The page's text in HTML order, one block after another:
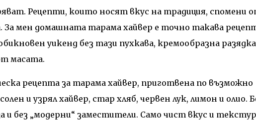
Рецепти, които носят вкус на традиция, спомени
мен домашната тарама хайвер е точно такава
уикенд без тази пухкава, кремообразна
масата.
рецепта за тарама хайвер, приготвена по възможно
и узрял хайвер, стар хляб, червен лук, лимон и олио.
и без „модерни“ заместители. Само чист вкус и